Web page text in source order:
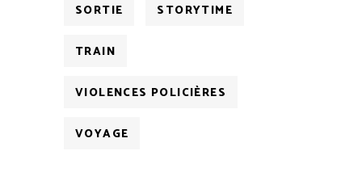
SORTIE STORYTIME
TRAIN
VIOLENCES POLICIÈRES
VOYAGE